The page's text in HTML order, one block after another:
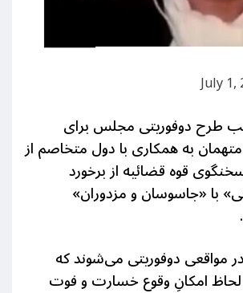
طرح دوفوریتی مجلس برای
به همکاری با دول متخاصم از
قوه قضائیه از برخورد
با «جاسوسان و مزدوران»
مواقعی دوفوریتی می‌شوند که
امکانِ وقوع خسارت و فوت